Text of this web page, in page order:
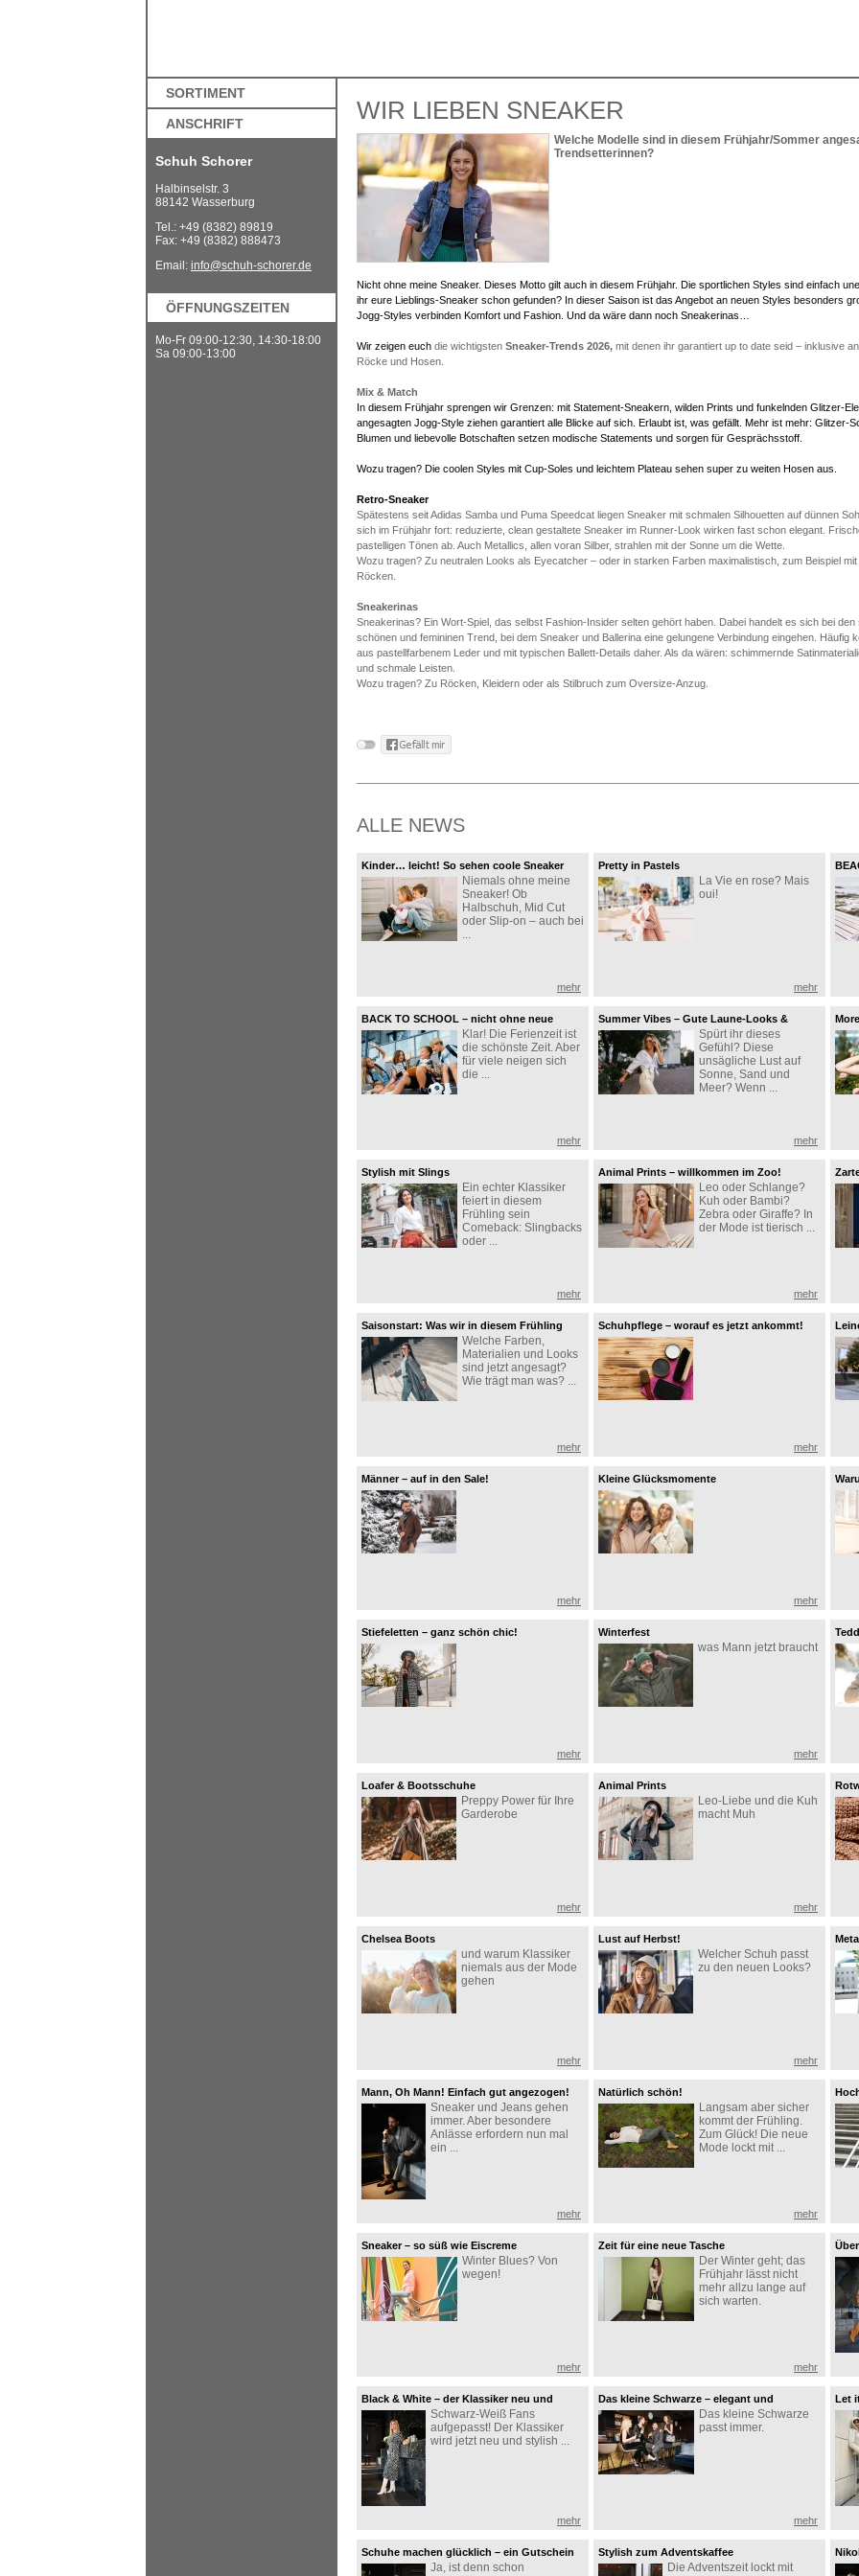
SORTIMENT
ANSCHRIFT
Schuh Schorer
Halbinselstr. 3
88142 Wasserburg
Tel.: +49 (8382) 89819
Fax: +49 (8382) 888473
Email: info@schuh-schorer.de
ÖFFNUNGSZEITEN
Mo-Fr 09:00-12:30, 14:30-18:00
Sa 09:00-13:00
WIR LIEBEN SNEAKER
Welche Modelle sind in diesem Frühjahr/Sommer
Trendsetterinnen?
Nicht ohne meine Sneaker. Dieses Motto gilt auch in diesem Frühjahr. Die sportlichen Styles sind einfach
ihr eure Lieblings-Sneaker schon gefunden? In dieser Saison ist das Angebot an neuen Styles besonders
Jogg-Styles verbinden Komfort und Fashion. Und da wäre dann noch Sneakerinas…
Wir zeigen euch die wichtigsten Sneaker-Trends 2026, mit denen ihr garantiert up to date seid – inklusive
Röcke und Hosen.
Mix & Match
In diesem Frühjahr sprengen wir Grenzen: mit Statement-Sneakern, wilden Prints und funkelnden Glitzer-
angesagten Jogg-Style ziehen garantiert alle Blicke auf sich. Erlaubt ist, was gefällt. Mehr ist mehr: Glitzer-
Blumen und liebevolle Botschaften setzen modische Statements und sorgen für Gesprächsstoff.
Wozu tragen? Die coolen Styles mit Cup-Soles und leichtem Plateau sehen super zu weiten Hosen aus.
Retro-Sneaker
Spätestens seit Adidas Samba und Puma Speedcat liegen Sneaker mit schmalen Silhouetten auf dünnen
sich im Frühjahr fort: reduzierte, clean gestaltete Sneaker im Runner-Look wirken fast schon elegant.
pastelligen Tönen ab. Auch Metallics, allen voran Silber, strahlen mit der Sonne um die Wette.
Wozu tragen? Zu neutralen Looks als Eyecatcher – oder in starken Farben maximalistisch, zum Beispiel
Röcken.
Sneakerinas
Sneakerinas? Ein Wort-Spiel, das selbst Fashion-Insider selten gehört haben. Dabei handelt es sich bei
schönen und femininen Trend, bei dem Sneaker und Ballerina eine gelungene Verbindung eingehen. Häufig
aus pastellfarbenem Leder und mit typischen Ballett-Details daher. Als da wären: schimmernde
und schmale Leisten.
Wozu tragen? Zu Röcken, Kleidern oder als Stilbruch zum Oversize-Anzug.
ALLE NEWS
Kinder… leicht! So sehen coole Sneaker
aus!
Niemals ohne meine
Sneaker! Ob
Halbschuh, Mid Cut
oder Slip-on – auch bei
...
mehr
Pretty in Pastels
La Vie en rose? Mais
oui!
mehr
BACK TO SCHOOL – nicht ohne neue
Sneaker!
Klar! Die Ferienzeit ist
die schönste Zeit. Aber
für viele neigen sich
die ...
mehr
Summer Vibes – Gute Laune-Looks &
Sandalen
Spürt ihr dieses
Gefühl? Diese
unsägliche Lust auf
Sonne, Sand und
Meer? Wenn ...
mehr
Stylish mit Slings
Ein echter Klassiker
feiert in diesem
Frühling sein
Comeback: Slingbacks
oder ...
mehr
Animal Prints – willkommen im Zoo!
Leo oder Schlange?
Kuh oder Bambi?
Zebra oder Giraffe? In
der Mode ist tierisch ...
mehr
Saisonstart: Was wir in diesem Frühling
lieben!
Welche Farben,
Materialien und Looks
sind jetzt angesagt?
Wie trägt man was? ...
mehr
Schuhpflege – worauf es jetzt ankommt!
mehr
Männer – auf in den Sale!
mehr
Kleine Glücksmomente
mehr
Stiefeletten – ganz schön chic!
mehr
Winterfest
was Mann jetzt braucht
mehr
Loafer & Bootsschuhe
Preppy Power für Ihre
Garderobe
mehr
Animal Prints
Leo-Liebe und die Kuh
macht Muh
mehr
Chelsea Boots
und warum Klassiker
niemals aus der Mode
gehen
mehr
Lust auf Herbst!
Welcher Schuh passt
zu den neuen Looks?
mehr
Mann, Oh Mann! Einfach gut angezogen!
Sneaker und Jeans gehen
immer. Aber besondere
Anlässe erfordern nun mal
ein ...
mehr
Natürlich schön!
Langsam aber sicher
kommt der Frühling.
Zum Glück! Die neue
Mode lockt mit ...
mehr
Sneaker – so süß wie Eiscreme
Winter Blues? Von
wegen!
mehr
Zeit für eine neue Tasche
Der Winter geht; das
Frühjahr lässt nicht
mehr allzu lange auf
sich warten.
mehr
Black & White – der Klassiker neu und
stilvoll interpretiertSchwarz-Weiß Fans
aufgepasst! Der Klassiker
wird jetzt neu und stylish ...
mehr
Das kleine Schwarze – elegant und
verlässlich
Das kleine Schwarze
passt immer.
mehr
Let
Schuhe machen glücklich – ein Gutschein
zu Weihnachten erst recht!
Ja, ist denn schon
Stylish zum Adventskaffee
Die Adventszeit lockt mit